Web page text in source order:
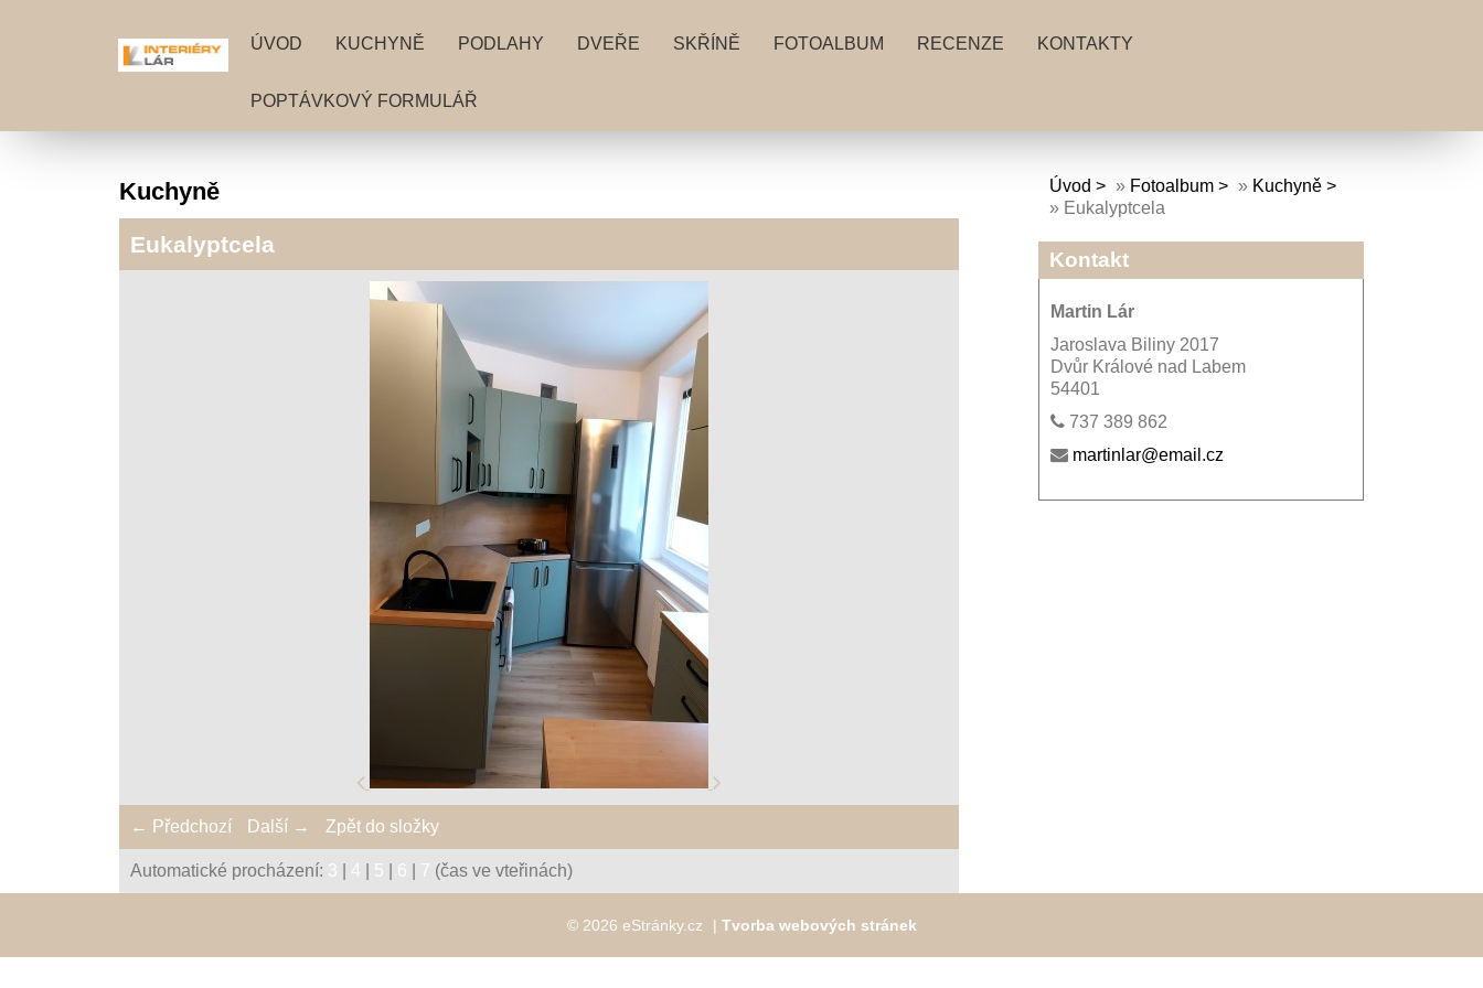
ÚVOD KUCHYNĚ PODLAHY DVEŘE SKŘÍNĚ FOTOALBUM RECENZE KONTAKTY
POPTÁVKOVÝ FORMULÁŘ
Kuchyně
Eukalyptcela
← Předchozí Další → Zpět do složky
Automatické procházení: 3 4 5 6 7 (čas ve vteřinách)
Úvod » Fotoalbum » Kuchyně
» Eukalyptcela
Kontakt
Martin Lár
Jaroslava Biliny 2017
Dvůr Králové nad Labem
54401
737 389 862
martinlar@email.cz
© 2026 eStránky.cz | Tvorba webových stránek